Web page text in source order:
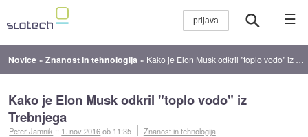
☰
Novice »Znanost in tehnologija » Kako je Elon Musk odkril "toplo vodo" iz Trebnjega
Kako je Elon Musk odkril "toplo vodo" iz
Trebnjega
Peter Jamnik :: 1. nov 2016ob 11:35 Znanost in tehnologija